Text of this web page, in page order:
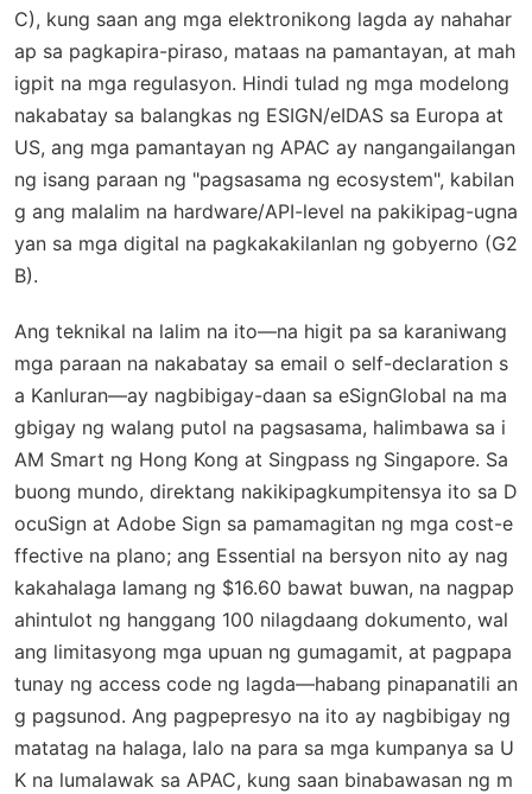
C), kung saan ang mga elektronikong lagda ay nahahar
ap sa pagkapira-piraso, mataas na pamantayan, at mah
igpit na mga regulasyon. Hindi tulad ng mga modelong
nakabatay sa balangkas ng ESIGN/eIDAS sa Europa at
US, ang mga pamantayan ng APAC ay nangangailangan
ng isang paraan ng "pagsasama ng ecosystem", kabilan
g ang malalim na hardware/API-level na pakikipag-ugna
yan sa mga digital na pagkakakilanlan ng gobyerno (G2
B).
Ang teknikal na lalim na ito—na higit pa sa karaniwang
mga paraan na nakabatay sa email o self-declaration s
a Kanluran—ay nagbibigay-daan sa eSignGlobal na ma
gbigay ng walang putol na pagsasama, halimbawa sa i
AM Smart ng Hong Kong at Singpass ng Singapore. Sa
buong mundo, direktang nakikipagkumpitensya ito sa D
ocuSign at Adobe Sign sa pamamagitan ng mga cost-e
ffective na plano; ang Essential na bersyon nito ay nag
kakahalaga lamang ng $16.60 bawat buwan, na nagpap
ahintulot ng hanggang 100 nilagdaang dokumento, wal
ang limitasyong mga upuan ng gumagamit, at pagpapa
tunay ng access code ng lagda—habang pinapanatili an
g pagsunod. Ang pagpepresyo na ito ay nagbibigay ng
matatag na halaga, lalo na para sa mga kumpanya sa U
K na lumalawak sa APAC, kung saan binabawasan ng m